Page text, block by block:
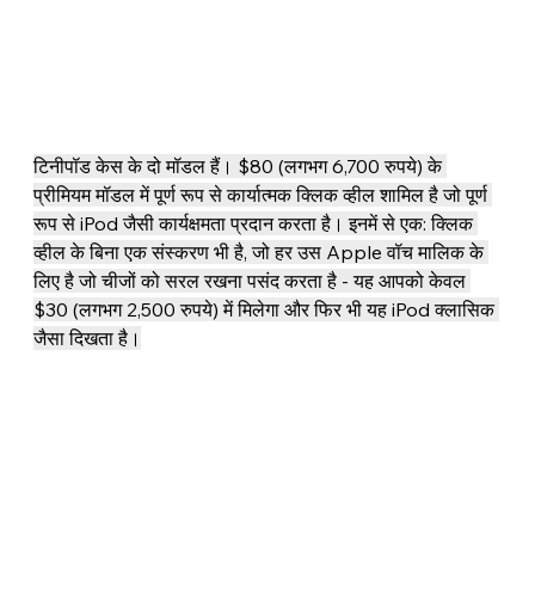
टिनीपॉड केस के दो मॉडल हैं। $80 (लगभग 6,700 रुपये) के
प्रीमियम मॉडल में पूर्ण रूप से कार्यात्मक क्लिक व्हील शामिल है जो पूर्ण
रूप से iPod जैसी कार्यक्षमता प्रदान करता है। इनमें से एक: क्लिक
व्हील के बिना एक संस्करण भी है, जो हर उस Apple वॉच मालिक के
लिए है जो चीजों को सरल रखना पसंद करता है - यह आपको केवल
$30 (लगभग 2,500 रुपये) में मिलेगा और फिर भी यह iPod क्लासिक
जैसा दिखता है।